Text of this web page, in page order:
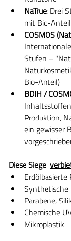
NaTrue: Drei
mit Bio-
COSMOS
Stufen –
Bio-Anteil)
BDIH /
Produktion,
ein gewisser
Diese Siegel
Erdölbasierte
Synthetische
Parabene,
Chemische
Mikroplastik